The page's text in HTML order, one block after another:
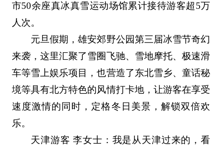
市50余座真冰真雪运动场馆累计接待游客超5万
人次。
元旦假期，雄安郊野公园第三届冰雪节奇幻
来袭，这里汇聚了雪圈飞驰、雪地摩托、极速滑
车等雪上娱乐项目，也营造了东北雪乡、童话秘
境等具有北方特色的风情打卡地，让游客在享受
速度激情的同时，定格冬日美景，解锁双倍欢
乐。
天津游客 李女士：我是从天津过来的，看